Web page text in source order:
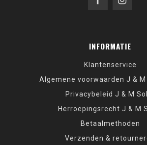
INFORMATIE
Klantenservice
Algemene voorwaarden J & M
Privacybeleid J & M
Herroepingsrecht J & M
Betaalmethoden
Verzenden &